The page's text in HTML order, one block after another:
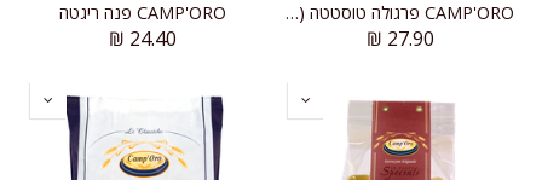
CAMP'ORO פרגולה טוסטטה (קלויה)
27.90
₪
CAMP'ORO פנה ריגטה
24.40
₪